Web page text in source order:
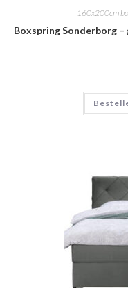
160x200cm
Boxspring Sonderborg